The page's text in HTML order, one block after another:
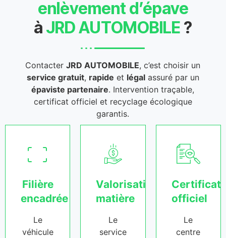
enlèvement d’épave
à JRD AUTOMOBILE ?
ContacterJRD AUTOMOBILE, c’est choisir un
service gratuit, rapide et légalassuré par un
épaviste partenaire. Intervention traçable,
certificat officiel et recyclage écologique
garantis.
Filière
encadrée
Le
véhicule
Valorisation
matière
Le
service
Certificat
officiel
Le
centre